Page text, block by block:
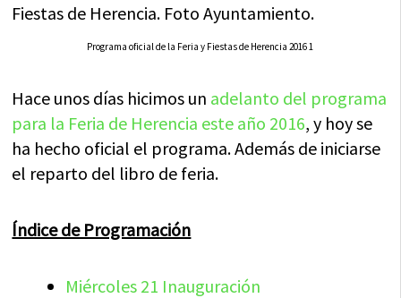
Fiestas de Herencia. Foto Ayuntamiento.
Programa oficial de la Feria y Fiestas de Herencia 2016 1
Hace unos días hicimos un adelanto del programa
para la Feria de Herencia este año 2016, y hoy se
ha hecho oficial el programa. Además de iniciarse
el reparto del libro de feria.
Índice de Programación
Miércoles 21 Inauguración